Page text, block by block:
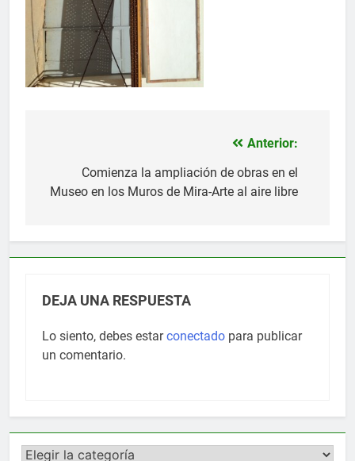
Anterior:
Comienza la ampliación de obras en el
Museo en los Muros de Mira-Arte al aire libre
DEJA UNA RESPUESTA
Lo siento, debes estarconectado para publicar
un comentario.
Categorías